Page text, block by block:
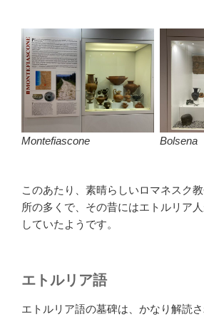
Montefiascone Bolsena
このあたり、素晴らしいロマネスク
所の多くで、その昔にはエトルリア
していたようです。
エトルリア語
エトルリア語の墓碑は、かなり解読さ